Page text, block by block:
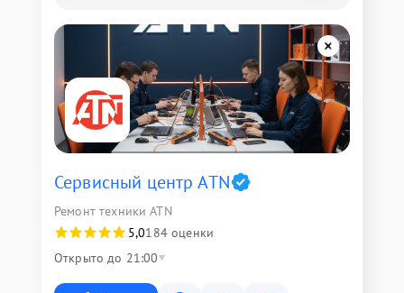
Сервисный центр ATN
Ремонт техники ATN
5,0184 оценки
Открыто до 21:00